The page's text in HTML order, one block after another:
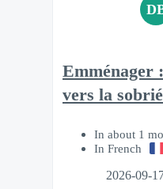
Emménager
vers la
In about 1
In French
2026-09-